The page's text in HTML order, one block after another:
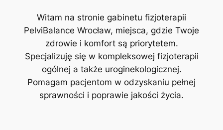
Witam na stronie gabinetu fizjoterapii
PelviBalance Wrocław, miejsca, gdzie Twoje
zdrowie i komfort są priorytetem.
Specjalizuję się w kompleksowej fizjoterapii
ogólnej a także uroginekologicznej.
Pomagam pacjentom w odzyskaniu pełnej
sprawności i poprawie jakości życia.